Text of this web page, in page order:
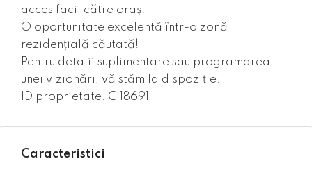
acces facil către oraș.
O oportunitate excelentă într-o zonă
rezidențială căutată!
Pentru detalii suplimentare sau programarea
unei vizionări, vă stăm la dispoziție.
ID proprietate: CI18691
Caracteristici